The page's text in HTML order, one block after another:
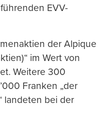
EVV-
der Alpique
im Wert von
Weitere 300
Franken „der
landeten bei der